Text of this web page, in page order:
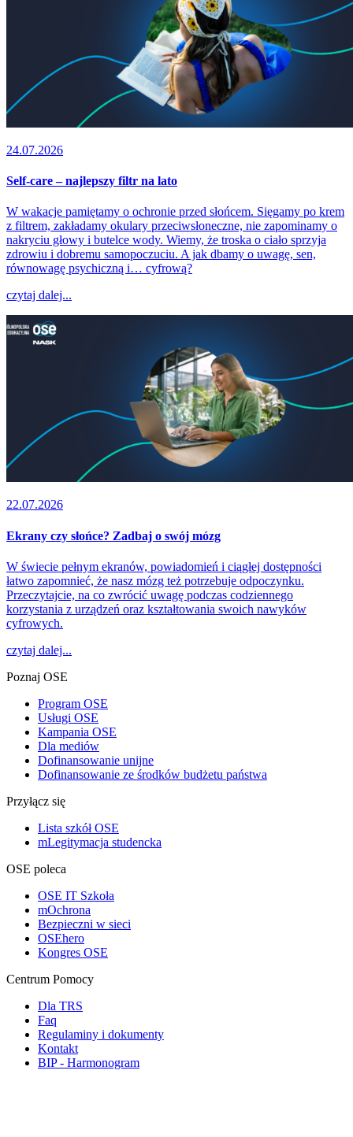
24.07.2026
Self-care – najlepszy filtr na lato
W wakacje pamiętamy o ochronie przed słońcem. Sięgamy po krem
z filtrem, zakładamy okulary przeciwsłoneczne, nie zapominamy o
nakryciu głowy i butelce wody. Wiemy, że troska o ciało sprzyja
zdrowiu i dobremu samopoczuciu. A jak dbamy o uwagę, sen,
równowagę psychiczną i… cyfrową?
czytaj dalej...
22.07.2026
Ekrany czy słońce? Zadbaj o swój mózg
W świecie pełnym ekranów, powiadomień i ciągłej dostępności
łatwo zapomnieć, że nasz mózg też potrzebuje odpoczynku.
Przeczytajcie, na co zwrócić uwagę podczas codziennego
korzystania z urządzeń oraz kształtowania swoich nawyków
cyfrowych.
czytaj dalej...
Poznaj OSE
Program OSE
Usługi OSE
Kampania OSE
Dla mediów
Dofinansowanie unijne
Dofinansowanie ze środków budżetu państwa
Przyłącz się
Lista szkół OSE
mLegitymacja studencka
OSE poleca
OSE IT Szkoła
mOchrona
Bezpieczni w sieci
OSEhero
Kongres OSE
Centrum Pomocy
Dla TRS
Faq
Regulaminy i dokumenty
Kontakt
BIP - Harmonogram